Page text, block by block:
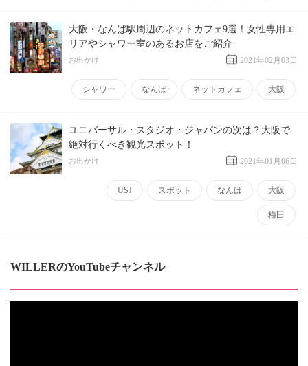
大阪・なんば駅周辺のネットカフェ9選！女性専用エ
リアやシャワー室のあるお店をご紹介
お出かけ 2021年02月03日
シャワー なんば ネットカフェ 大阪
ユニバーサル・スタジオ・ジャパンの次は？大阪で
絶対行くべき観光スポット！
お出かけ 2021年01月06日
USJ スポット なんば 大阪
梅田
WILLERのYouTubeチャンネル